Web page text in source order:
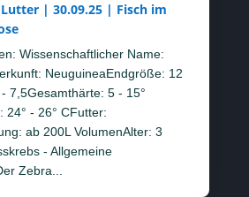
| 30.09.25| Fisch im
Wissenschaftlicher Name:
NeuguineaEndgröße: 12
7,5Gesamthärte: 5 - 15°
24° - 26° CFutter:
ab 200L VolumenAlter: 3
- Allgemeine
Zebra...